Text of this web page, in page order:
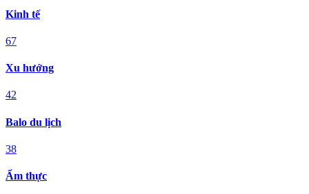
Kinh tế
67
Xu hướng
42
Balo du lịch
38
Ẩm thực